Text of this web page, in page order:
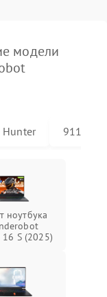
модели
Hunter 911 Plus
ноутбука
16 S (2025)